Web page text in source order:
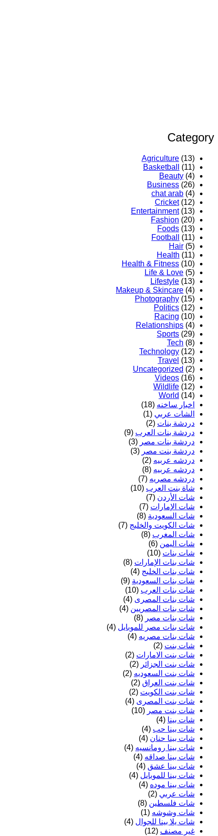
Category
Agriculture (13)
Basketball
(11)
Beauty (4)
Business (26)
chat arab (4)
Cricket(12)
Entertainment(13)
Fashion (20)
Foods (13)
Football
(11)
Hair (5)
Health (11)
Health & Fitness (10)
Life & Love (5)
Lifestyle (13)
Makeup & Skincare (4)
Photography (15)
Politics (12)
Racing (10)
Relationships (4)
Sports (29)
Tech (8)
Technology (12)
Travel (13)
Uncategorized (2)
Videos (16)
Wildlife (12)
World (14)
اخبار ساخنه (18)
الشات عربي (1)
دردشة بنات (2)
دردشة بنات العرب (9)
دردشة بنات مصر (3)
دردشة بنت مصر (3)
دردشه عربيه (2)
دردشه عربيه (8)
دردشه مصريه (7)
شاة بنت العرب (10)
شات الأردن (7)
شات الإمارات (7)
شات السعودية (8)
شات الكويت والخليج (7)
شات المغرب (8)
شات اليمن (6)
شات بنات (10)
شات بنات الإمارات (8)
شات بنات الخليج (4)
شات بنات السعودية (9)
شات بنات العرب (10)
شات بنات المصرى (4)
شات بنات المصريين (4)
شات بنات مصر (8)
شات بنات مصر للموبايل (4)
شات بنات مصريه (4)
شات بنت (2)
شات بنت الامارات (2)
شات بنت الجزائر (2)
شات بنت السعوديه (2)
شات بنت العراق (2)
شات بنت الكويت (2)
شات بنت المصرى (4)
شات بنت مصر (10)
شات بينا (4)
شات بينا حب (4)
شات بينا حنان (4)
شات بينا رومانسيه (4)
شات بينا صداقه (4)
شات بينا عشق (4)
شات بينا للموبايل (4)
شات بينا موده (4)
شات عربي (2)
شات فلسطين (8)
شات وشوشه (1)
شات يلا بينا للجوال (4)
غير مصنف (12)